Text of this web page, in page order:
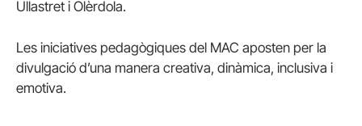
Ullastret i Olèrdola.
Les iniciatives pedagògiques del MAC aposten per la
divulgació d’una manera creativa, dinàmica, inclusiva i
emotiva.